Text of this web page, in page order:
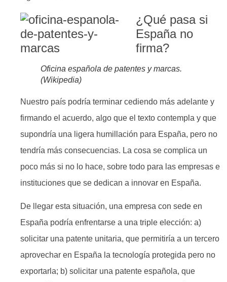
¿Qué pasa si
España no
firma?
Oficina española de patentes y marcas.
(Wikipedia)
Nuestro país podría terminar cediendo más adelante y
firmando el acuerdo, algo que el texto contempla y que
supondría una ligera humillación para España, pero no
tendría más consecuencias. La cosa se complica un
poco más si no lo hace, sobre todo para las empresas e
instituciones que se dedican a innovar en España.
De llegar esta situación, una empresa con sede en
España podría enfrentarse a una triple elección: a)
solicitar una patente unitaria, que permitiría a un tercero
aprovechar en España la tecnología protegida pero no
exportarla; b) solicitar una patente española, que